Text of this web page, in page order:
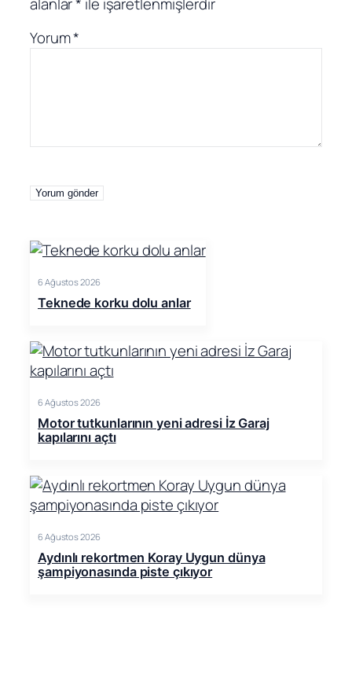
Yorum*
6 Ağustos 2026
Teknede korku dolu anlar
6 Ağustos 2026
Motor tutkunlarının yeni adresi İz Garaj
kapılarını açtı
6 Ağustos 2026
Aydınlı rekortmen Koray Uygun dünya
şampiyonasında piste çıkıyor